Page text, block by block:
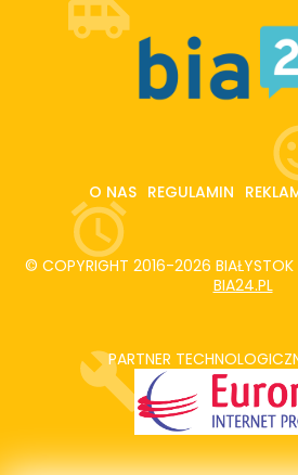
O NAS REGULAMIN
© COPYRIGHT 2016-2026 BIAŁYSTOK
BIA24.PL
PARTNER